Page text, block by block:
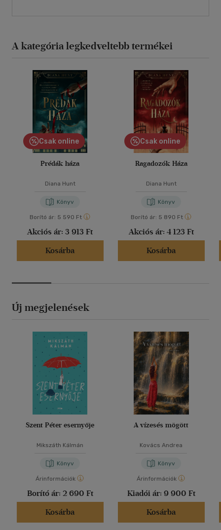
A kategória legkedveltebb termékei
Csak online
Prédák háza
Diana Hunt
Könyv
Borító ár: 5 590 Ft
Akciós ár: 3 913 Ft
Kosárba
Csak online
Ragadozók Háza
Diana Hunt
Könyv
Borító ár: 5 890 Ft
Akciós ár: 4 123 Ft
Kosárba
Új megjelenések
Szent Péter esernyője
Mikszáth Kálmán
Könyv
Árinformációk
Borító ár: 2 690 Ft
Kosárba
A vízesés mögött
Kovács Andrea
Könyv
Árinformációk
Kiadói ár: 9 900 Ft
Kosárba